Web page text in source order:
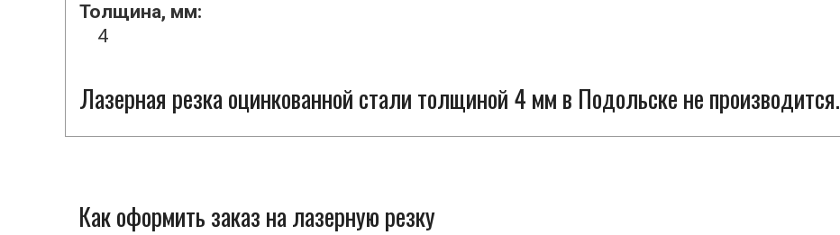
Толщина, мм:
4
Лазерная резка оцинкованной стали толщиной 4 мм в Подольске не производится.
Как оформить заказ на лазерную резку